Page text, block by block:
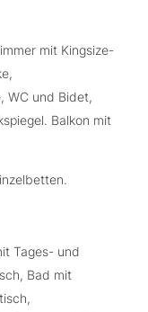
mit Kingsize-
WC und Bidet,
Balkon mit
Tages- und
Bad mit